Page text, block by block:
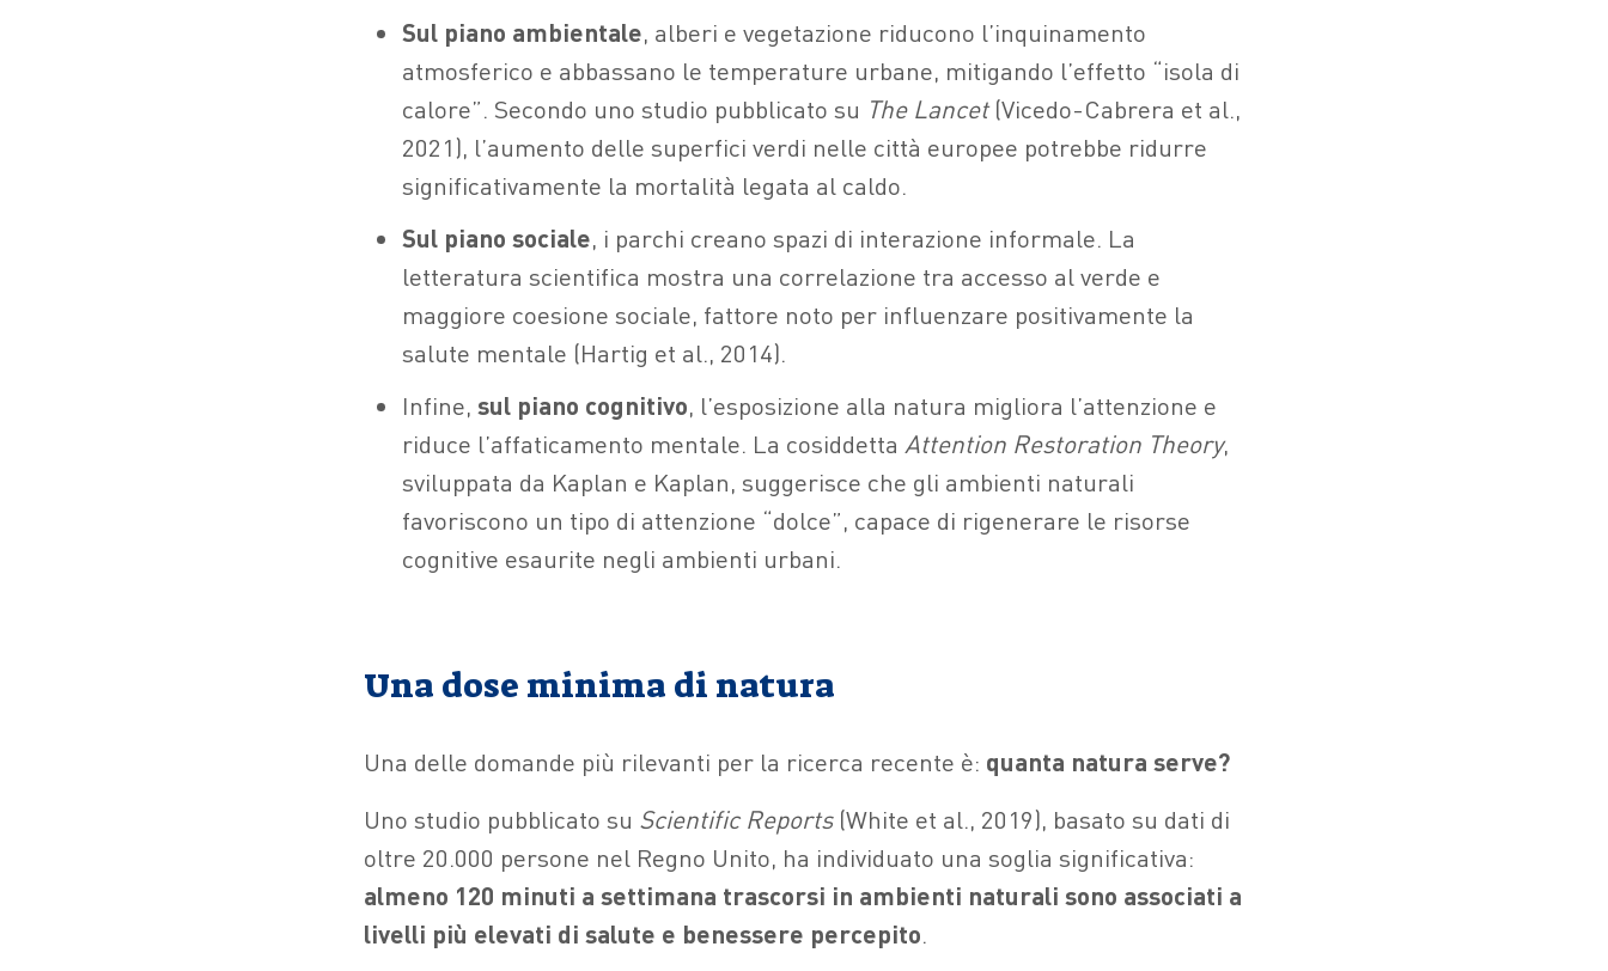
Sul piano ambientale, alberi e vegetazione riducono l’inquinamento
atmosferico e abbassano le temperature urbane, mitigando l’effetto “isola di
calore”. Secondo uno studio pubblicato su The Lancet(Vicedo-Cabrera et al.,
2021), l’aumento delle superfici verdi nelle città europee potrebbe ridurre
significativamente la mortalità legata al caldo.
Sul piano sociale, i parchi creano spazi di interazione informale. La
letteratura scientifica mostra una correlazione tra accesso al verde e
maggiore coesione sociale, fattore noto per influenzare positivamente la
salute mentale (Hartig et al., 2014).
Infine, sul piano cognitivo, l’esposizione alla natura migliora l’attenzione e
riduce l’affaticamento mentale. La cosiddetta Attention Restoration Theory,
sviluppata da Kaplan e Kaplan, suggerisce che gli ambienti naturali
favoriscono un tipo di attenzione “dolce”, capace di rigenerare le risorse
cognitive esaurite negli ambienti urbani.
Una dose minima di natura
Una delle domande più rilevanti per la ricerca recente è: quanta natura serve?
Uno studio pubblicato su Scientific Reports(White et al., 2019), basato su dati di
oltre 20.000 persone nel Regno Unito, ha individuato una soglia significativa:
almeno 120 minuti a settimana trascorsi in ambienti naturali sono associati a
livelli più elevati di salute e benessere percepito.